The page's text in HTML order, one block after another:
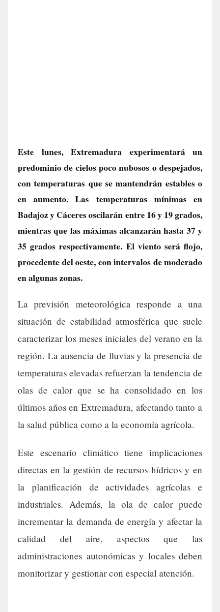
Este lunes, Extremadura experimentará un
predominio de cielos poco nubosos o despejados,
con temperaturas que se mantendrán estables o
en aumento. Las temperaturas mínimas en
Badajoz y Cáceres oscilarán entre 16 y 19 grados,
mientras que las máximas alcanzarán hasta 37 y
35 grados respectivamente. El viento será flojo,
procedente del oeste, con intervalos de moderado
en algunas zonas.
La previsión meteorológica responde a una
situación de estabilidad atmosférica que suele
caracterizar los meses iniciales del verano en la
región. La ausencia de lluvias y la presencia de
temperaturas elevadas refuerzan la tendencia de
olas de calor que se ha consolidado en los
últimos años en Extremadura, afectando tanto a
la salud pública como a la economía agrícola.
Este escenario climático tiene implicaciones
directas en la gestión de recursos hídricos y en
la planificación de actividades agrícolas e
industriales. Además, la ola de calor puede
incrementar la demanda de energía y afectar la
calidad del aire, aspectos que las
administraciones autonómicas y locales deben
monitorizar y gestionar con especial atención.